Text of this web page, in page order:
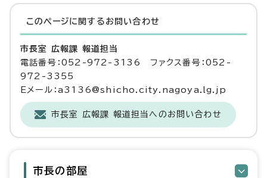
このページに関する お問い合わせ
市長室 広報課 報道担当
電話番号：052-972-3136 ファクス番号：052-
972-3355
Eメール：a3136@shicho.city.nagoya.lg.jp
市長室 広報課 報道担当へのお問い合わせ
市長の部屋